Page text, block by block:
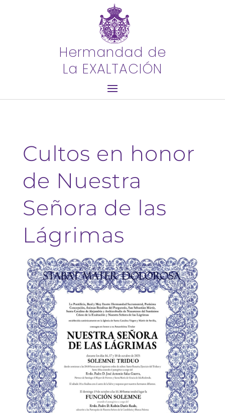
Hermandad de
La EXALTACIÓN
Cultos en honor
de Nuestra
Señora de las
Lágrimas